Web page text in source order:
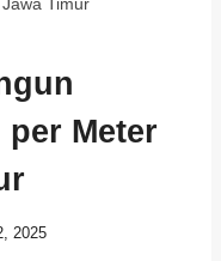
Timur
Meter
2025